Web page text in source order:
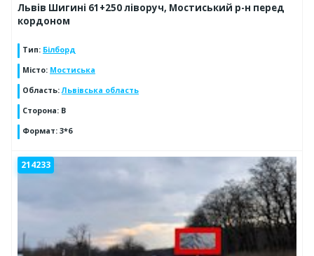
Львів Шигині 61+250 ліворуч, Мостиський р-н перед
кордоном
Тип: Білборд
Місто: Мостиська
Область:Львівська область
Сторона: В
Формат: 3*6
214233